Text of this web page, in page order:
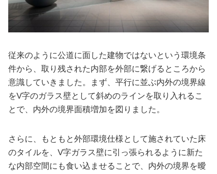
従来のように公道に面した建物ではないという環境条
件から、取り残された内部を外部に繋げるところから
意識していきました。まず、平行に並ぶ内外の境界線
をV字のガラス壁として斜めのラインを取り入れるこ
とで、内外の境界面積増加を図りました。
さらに、もともと外部環境仕様として施されていた床
のタイルを、V字ガラス壁に引っ張られるように新た
な内部空間にも食い込ませることで、内外の境界を曖